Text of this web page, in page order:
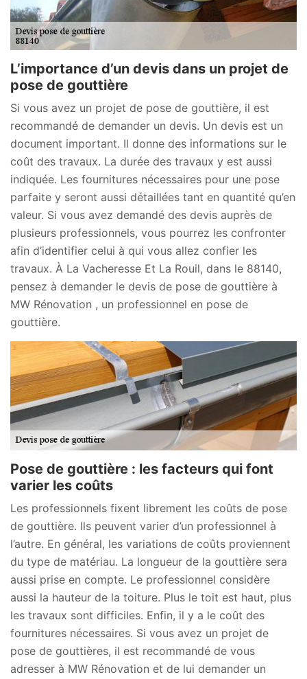
L’importance d’un devis dans un projet de
pose de gouttière
Si vous avez un projet de pose de gouttière, il est
recommandé de demander un devis. Un devis est un
document important. Il donne des informations sur le
coût des travaux. La durée des travaux y est aussi
indiquée. Les fournitures nécessaires pour une pose
parfaite y seront aussi détaillées tant en quantité qu’en
valeur. Si vous avez demandé des devis auprès de
plusieurs professionnels, vous pourrez les confronter
afin d’identifier celui à qui vous allez confier les
travaux. À La Vacheresse Et La Rouil, dans le 88140,
pensez à demander le devis de pose de gouttière à
MW Rénovation , un professionnel en pose de
gouttière.
Pose de gouttière : les facteurs qui font
varier les coûts
Les professionnels fixent librement les coûts de pose
de gouttière. Ils peuvent varier d’un professionnel à
l’autre. En général, les variations de coûts proviennent
du type de matériau. La longueur de la gouttière sera
aussi prise en compte. Le professionnel considère
aussi la hauteur de la toiture. Plus le toit est haut, plus
les travaux sont difficiles. Enfin, il y a le coût des
fournitures nécessaires. Si vous avez un projet de
pose de gouttières, il est recommandé de vous
adresser à MW Rénovation et de lui demander un